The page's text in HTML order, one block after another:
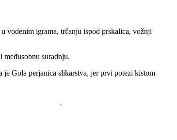
vodenim igrama, trčanju ispod prskalica, vožnji
suradnju.
je Gola perjanica slikarstva, jer prvi potezi kistom